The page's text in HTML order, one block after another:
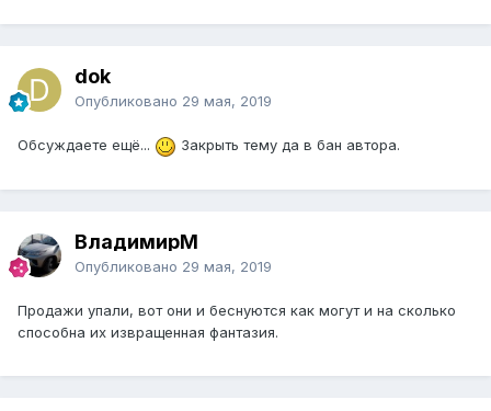
dok
Опубликовано 29 мая, 2019
Обсуждаете ещё... Закрыть тему да в бан автора.
ВладимирМ
Опубликовано 29 мая, 2019
Продажи упали, вот они и беснуются как могут и на сколько
способна их извращенная фантазия.